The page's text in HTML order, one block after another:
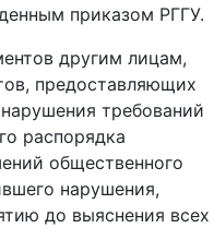
приказом РГГУ.
другим лицам,
предоставляющих
требований
распорядка
общественного
нарушения,
до выяснения всех